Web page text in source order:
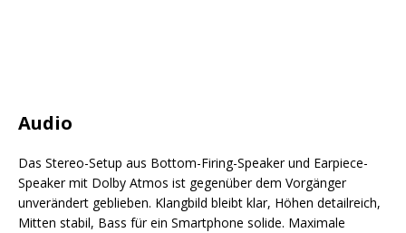
Audio
Das Stereo-Setup aus Bottom-Firing-Speaker und Earpiece-
Speaker mit Dolby Atmos ist gegenüber dem Vorgänger
unverändert geblieben. Klangbild bleibt klar, Höhen detailreich,
Mitten stabil, Bass für ein Smartphone solide. Maximale